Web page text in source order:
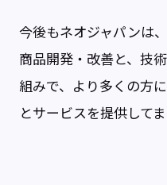
今後もネオジャパンは
商品開発・改善と、技
組みで、より多くの方
とサービスを提供してま